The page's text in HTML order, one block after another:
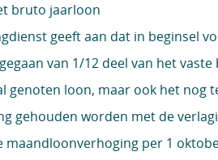
bruto jaarloon
geeft aan dat in beginsel
van 1/12 deel van het
genoten loon, maar ook het nog
gehouden worden met de
maandloonverhoging per 1